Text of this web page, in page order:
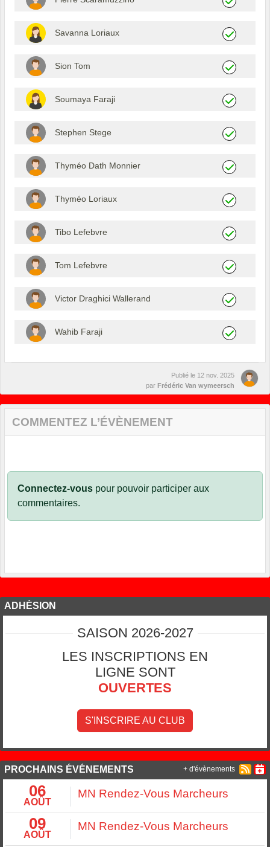
Savanna Loriaux
Sion Tom
Soumaya Faraji
Stephen Stege
Thyméo Dath Monnier
Thyméo Loriaux
Tibo Lefebvre
Tom Lefebvre
Victor Draghici Wallerand
Wahib Faraji
Publié le 12 nov. 2025
par Frédéric Van wymeersch
COMMENTEZ L’ÉVÈNEMENT
Connectez-vous pour pouvoir participer aux
commentaires.
ADHÉSION
SAISON 2026-2027
LES INSCRIPTIONS EN
LIGNE SONT
OUVERTES
S'INSCRIRE AU CLUB
PROCHAINS ÉVÉNEMENTS
06
AOÛT
MN Rendez-Vous Marcheurs
09
AOÛT
MN Rendez-Vous Marcheurs
+ d'évènements